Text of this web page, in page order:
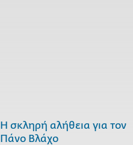
H σκληρή αλήθεια για τον
Πάνο Βλάχο